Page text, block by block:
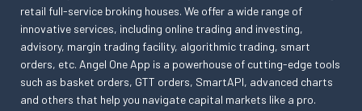
retail full-service broking houses. We offer a wide range of
innovative services, including online trading and investing,
advisory, margin trading facility, algorithmic trading, smart
orders, etc. Angel One App is a powerhouse of cutting-edge tools
such as basket orders, GTT orders, SmartAPI, advanced charts
and others that help you navigate capital markets like a pro.